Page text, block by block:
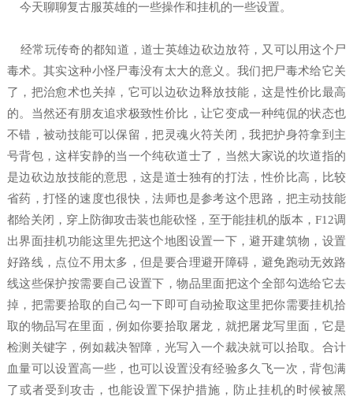
今天聊聊复古服英雄的一些操作和挂机的一些设置。
经常玩传奇的都知道，道士英雄边砍边放符，又可以用这个尸
毒术。其实这种小怪尸毒没有太大的意义。我们把尸毒术给它关
了，把治愈术也关掉，它可以边砍边释放技能，这是性价比最高
的。当然还有朋友追求极致性价比，让它变成一种纯侃的状态也
不错，被动技能可以保留，把灵魂火符关闭，我把护身符拿到主
号背包，这样安静的当一个纯砍道士了，当然大家说的坎道指的
是边砍边放技能的意思，这是道士独有的打法，性价比高，比较
省药，打怪的速度也很快，法师也是参考这个思路，把主动技能
都给关闭，穿上防御攻击装也能砍怪，至于能挂机的版本，F12调
出界面挂机功能这里先把这个地图设置一下，避开建筑物，设置
好路线，点位不用太多，但是要合理避开障碍，避免跑动无效路
线这些保护按需要自己设置下，物品里面把这个全部勾选给它去
掉，把需要拾取的自己勾一下即可自动捡取这里把你需要挂机拾
取的物品写在里面，例如你要拾取屠龙，就把屠龙写里面，它是
检测关键字，例如裁决智障，光写入一个裁决就可以拾取。合计
血量可以设置高一些，也可以设置没有经验多久飞一次，背包满
了或者受到攻击，也能设置下保护措施，防止挂机的时候被黑